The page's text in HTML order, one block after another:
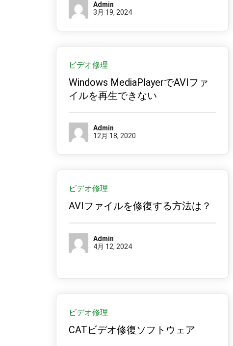
Admin
3月 19, 2024
ビデオ修理
Windows MediaPlayerでAVIファ
イルを再生できない
Admin
12月 18, 2020
ビデオ修理
AVIファイルを修復する方法は？
Admin
4月 12, 2024
ビデオ修理
CATビデオ修復ソフトウェア